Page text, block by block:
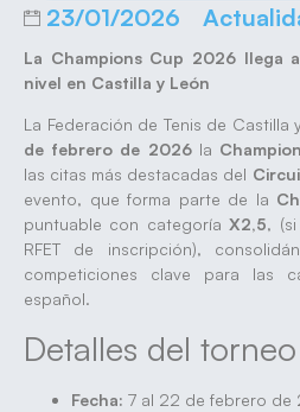
23/01/2026
La Champions Cup 2026 llega
nivel en Castilla y León
La Federación de Tenis de Castilla
de febrero de 2026la
las citas más destacadas del
evento, que forma parte de la
puntuable con categoríaX2,5,
RFET de inscripción),
competiciones clave para las
español.
Detalles del torneo
Fecha: 7 al 22 de febrero de